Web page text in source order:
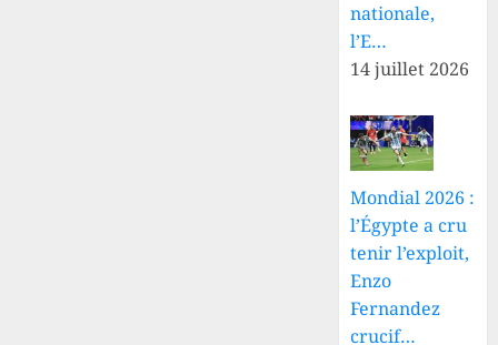
nationale,
l’E…
14 juillet 2026
Mondial 2026 :
l’Égypte a cru
tenir l’exploit,
Enzo
Fernandez
crucif…